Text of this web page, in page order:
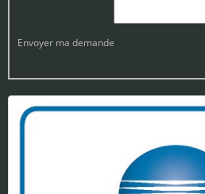
Envoyer ma demande